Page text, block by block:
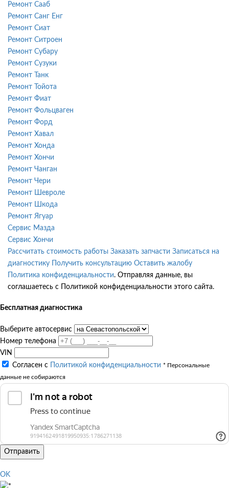
Ремонт Сааб
Ремонт Санг Енг
Ремонт Сиат
Ремонт Ситроен
Ремонт Субару
Ремонт Сузуки
Ремонт Танк
Ремонт Тойота
Ремонт Фиат
Ремонт Фольцваген
Ремонт Форд
Ремонт Хавал
Ремонт Хонда
Ремонт Хончи
Ремонт Чанган
Ремонт Чери
Ремонт Шевроле
Ремонт Шкода
Ремонт Ягуар
Сервис Мазда
Сервис Хончи
Рассчитать стоимость работы Заказать запчасти Записаться на
диагностику
Получить консультацию Оставить жалобу
Политика конфиденциальности. Отправляя данные, вы
соглашаетесь с Политикой конфиденциальности этого сайта.
Бесплатная диагностика
Выберите автосервис
Номер телефона
VIN
Согласен с
Политикой конфиденциальности * Персональные
данные не собираются
Отправить
OK